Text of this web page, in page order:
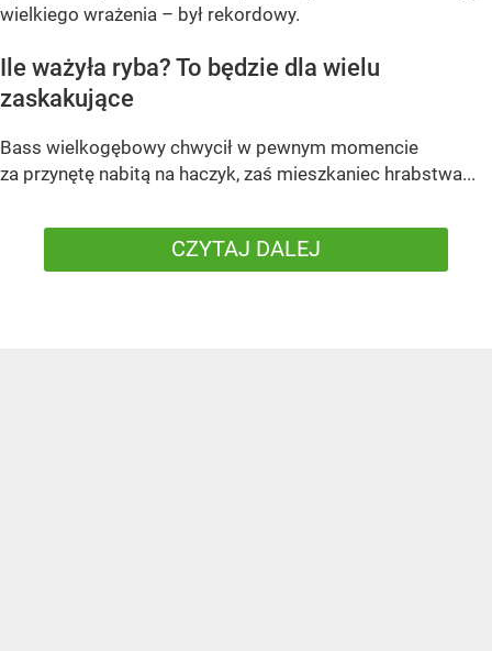
wielkiego wrażenia – był rekordowy.
Ile ważyła ryba? To będzie dla wielu
zaskakujące
Bass wielkogębowy chwycił w pewnym momencie
za przynętę nabitą na haczyk, zaś mieszkaniec hrabstwa...
CZYTAJ DALEJ